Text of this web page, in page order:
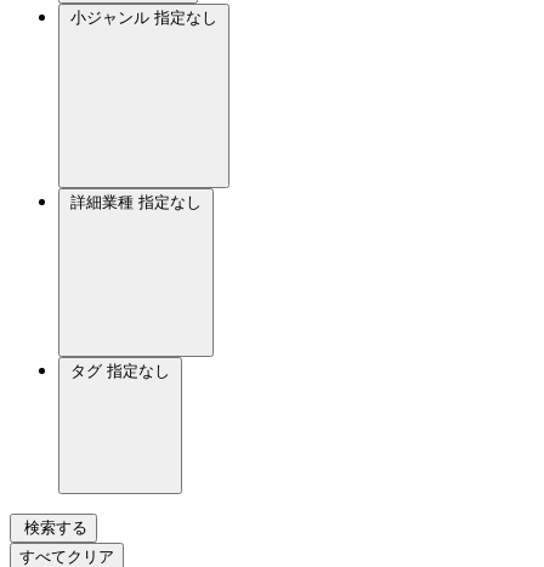
小ジャンル 指定なし
詳細業種 指定なし
タグ 指定なし
検索する
すべてクリア